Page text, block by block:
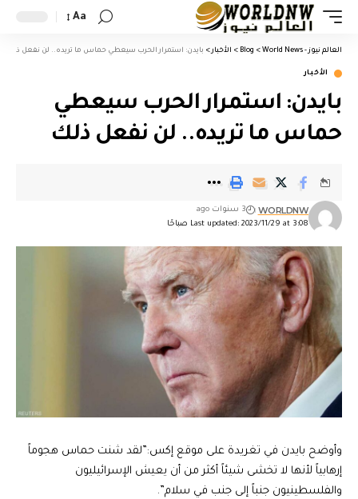
Aa
العالم نيوز - World News >
Blog
> الأخبار > بايدن: استمرار الحرب سيعطي حماس ما تريده.. لن نفعل ذلك
الأخبار
بايدن: استمرار الحرب سيعطي
حماس ما تريده.. لن نفعل ذلك
Last updated: 2023/11/29 at 3:08 صباحًا
WORLDNW 3 سنوات ago
وأوضح بايدن في تغريدة على موقع إكس:”لقد شنت حماس هجوماً
إرهابياً لأنها لا تخشى شيئاً أكثر من أن يعيش الإسرائيليون
والفلسطينيون جنباً إلى جنب في سلام”.